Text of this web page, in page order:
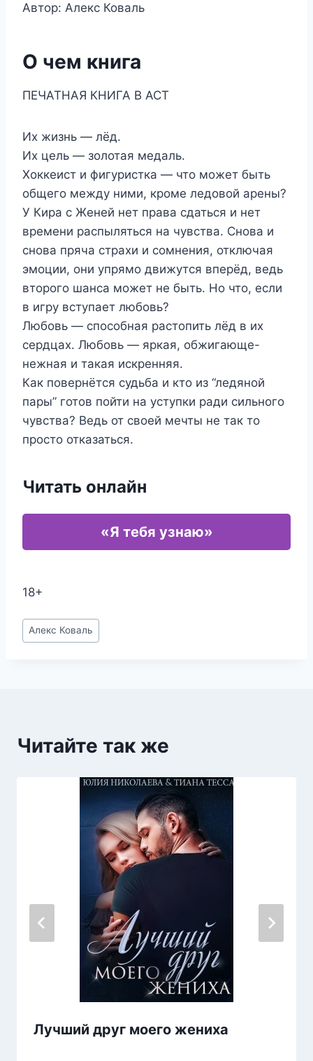
Автор: Алекс Коваль
О чем книга
ПЕЧАТНАЯ КНИГА В АСТ
Их жизнь — лёд.
Их цель — золотая медаль.
Хоккеист и фигуристка — что может быть
общего между ними, кроме ледовой арены?
У Кира с Женей нет права сдаться и нет
времени распыляться на чувства. Снова и
снова пряча страхи и сомнения, отключая
эмоции, они упрямо движутся вперёд, ведь
второго шанса может не быть. Но что, если
в игру вступает любовь?
Любовь — способная растопить лёд в их
сердцах. Любовь — яркая, обжигающе-
нежная и такая искренняя.
Как повернётся судьба и кто из “ледяной
пары” готов пойти на уступки ради сильного
чувства? Ведь от своей мечты не так то
просто отказаться.
Читать онлайн
«Я тебя узнаю»
18+
Метки
записи:
Алекс Коваль
Читайте так же
Лучший друг моего жениха